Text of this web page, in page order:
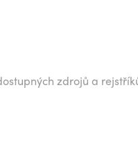
zdrojů a